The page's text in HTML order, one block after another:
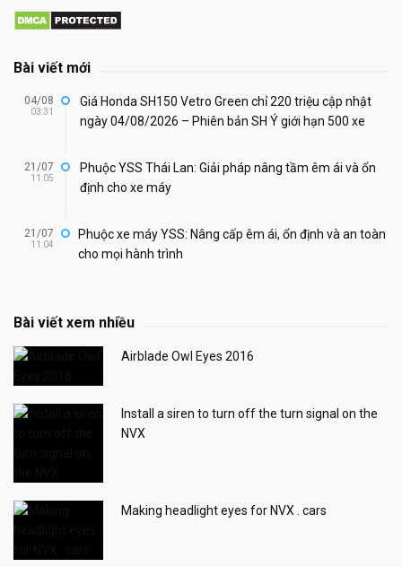
Bài viết mới
04/08
03:31
Giá Honda SH150 Vetro Green chỉ 220 triệu cập nhật
ngày 04/08/2026 – Phiên bản SH Ý giới hạn 500 xe
21/07
11:05
Phuộc YSS Thái Lan: Giải pháp nâng tầm êm ái và ổn
định cho xe máy
21/07
11:04
Phuộc xe máy YSS: Nâng cấp êm ái, ổn định và an toàn
cho mọi hành trình
Bài viết xem nhiều
Airblade Owl Eyes 2016
Install a siren to turn off the turn signal on the
NVX
Making headlight eyes for NVX . cars